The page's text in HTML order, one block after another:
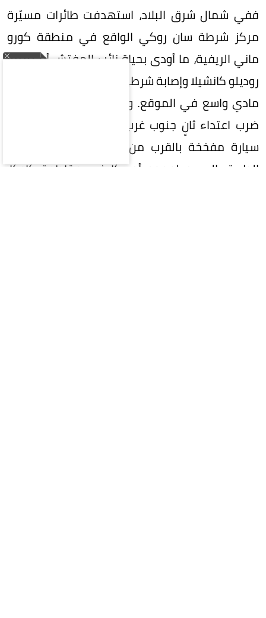
ففي شمال شرق البلاد، استهدفت طائرات مسيّرة
مركز شرطة سان روكي الواقع في منطقة كورو
ماني الريفية، ما أودى بحياة نائب المفتش أرجيميرو
روديلو كانشيلا وإصابة شرطي آخر بجراح، فضلاً عن دمار
مادي واسع في الموقع. وفي التوقيت ذاته تقريباً،
ضرب اعتداء ثانٍ جنوب غرب كولومبيا، حيث انفجرت
سيارة مفخخة بالقرب من كشك مون دومو على
الطريق السريع لعموم أمريكا في مقاطعة كاوكا،